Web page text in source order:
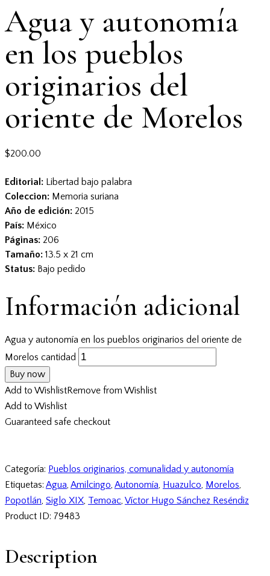
Agua y autonomía
en los pueblos
originarios del
oriente de Morelos
$200.00
Editorial: Libertad bajo palabra
Coleccion: Memoria suriana
Año de edición: 2015
País: México
Páginas: 206
Tamaño: 13.5 x 21 cm
Status: Bajo pedido
Información adicional
Agua y autonomía en los pueblos originarios del oriente de
Morelos cantidad
Buy now
Add to WishlistRemove from Wishlist
Add to Wishlist
Guaranteed safe checkout
Categoría: Pueblos originarios, comunalidad y autonomía
Etiquetas: Agua, Amilcingo, Autonomía, Huazulco, Morelos,
Popotlán, Siglo XIX, Temoac, Víctor Hugo Sánchez Reséndiz
Product ID: 79483
Description